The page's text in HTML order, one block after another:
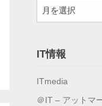
ア
ー
ブIT情報
ITmedia
＠IT – アットマ